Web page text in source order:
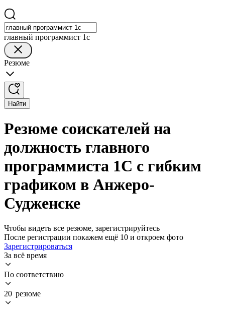
главный программист 1с
Резюме
Найти
Резюме соискателей на
должность главного
программиста 1С с гибким
графиком в Анжеро-
Судженске
Чтобы видеть все резюме, зарегистрируйтесь
После регистрации покажем ещё 10 и откроем фото
Зарегистрироваться
За всё время
По соответствию
20 резюме